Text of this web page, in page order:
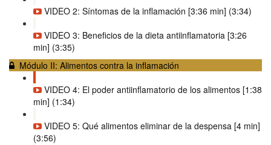
VIDEO 2: Síntomas de la inflamación [3:36 min] (3:34)
VIDEO 3: Beneficios de la dieta antiinflamatoria [3:26
min] (3:35)
Módulo II: Alimentos contra la inflamación
VIDEO 4: El poder antiinflamatorio de los alimentos [1:38
min] (1:34)
VIDEO 5: Qué alimentos eliminar de la despensa [4 min]
(3:56)